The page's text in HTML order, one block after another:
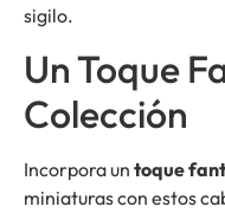
sigilo.
Un Toque
Colección
Incorpora un toque
miniaturas con estos